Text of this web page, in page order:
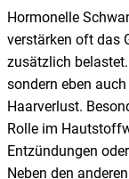
Hormonelle
verstärken oft das
zusätzlich
sondern eben
Haarverlust.
Rolle im
Entzündungen
Neben den